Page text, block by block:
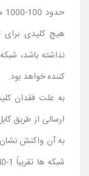
هیچ کلیدی برای
نداشته باشد،
کننده خواهد بود.
به علت فقدان
ارسالی از طریق
به آن واکنش